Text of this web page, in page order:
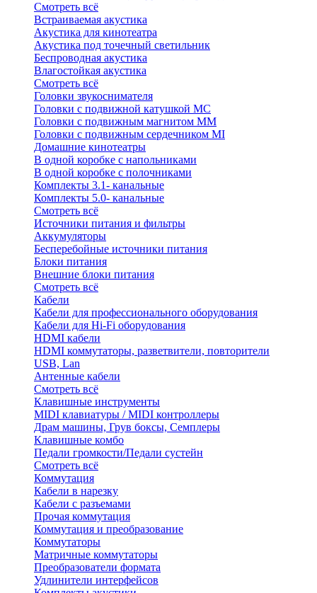
Смотреть всё
Встраиваемая акустика
Акустика для кинотеатра
Акустика под точечный светильник
Беспроводная акустика
Влагостойкая акустика
Смотреть всё
Головки звукоснимателя
Головки с подвижной катушкой MC
Головки с подвижным магнитом ММ
Головки с подвижным сердечником MI
Домашние кинотеатры
В одной коробке с напольниками
В одной коробке с полочниками
Комплекты 3.1- канальные
Комплекты 5.0- канальные
Смотреть всё
Источники питания и фильтры
Аккумуляторы
Бесперебойные источники питания
Блоки питания
Внешние блоки питания
Смотреть всё
Кабели
Кабели для профессионального оборудования
Кабели для Hi-Fi оборудования
HDMI кабели
HDMI коммутаторы, разветвители, повторители
USB, Lan
Антенные кабели
Смотреть всё
Клавишные инструменты
MIDI клавиатуры / MIDI контроллеры
Драм машины, Грув боксы, Семплеры
Клавишные комбо
Педали громкости/Педали сустейн
Смотреть всё
Коммутация
Кабели в нарезку
Кабели с разъемами
Прочая коммутация
Коммутация и преобразование
Коммутаторы
Матричные коммутаторы
Преобразователи формата
Удлинители интерфейсов